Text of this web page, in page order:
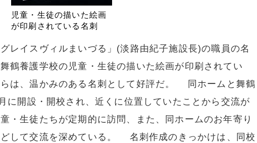
児童・生徒の描いた絵画
が印刷されている名刺
レイスヴィルまいづる」(淡路由紀子施設長)の職員の名
鶴養護学校の児童・生徒の描いた絵画が印刷されてい
は、温かみのある名刺として好評だ。 同ホームと舞鶴
に開設・開校され、近くに位置していたことから交流が
・生徒たちが定期的に訪問、また、同ホームのお年寄り
して交流を深めている。 名刺作成のきっかけは、同校